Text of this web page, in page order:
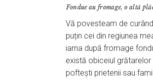
Fondue au fromage, o altă
Vă povesteam de
puțin cei din regiunea
iarna după fromage
există obiceiul grătarelor
poftești prietenii sau